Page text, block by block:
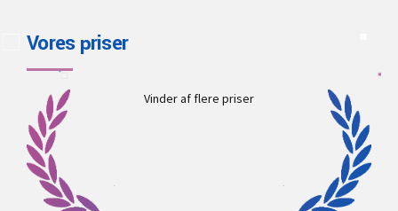
Vores priser
Vinder af flere priser